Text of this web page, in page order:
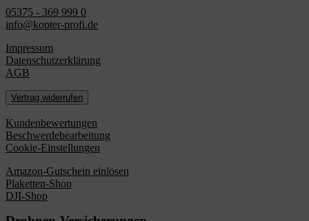
05375 - 369 999 0
info@kopter-profi.de
Impressum
Datenschutzerklärung
AGB
Vertrag widerrufen
Kundenbewertungen
Beschwerdebearbeitung
Cookie-Einstellungen
Amazon-Gutschein einlösen
Plaketten-Shop
DJI-Shop